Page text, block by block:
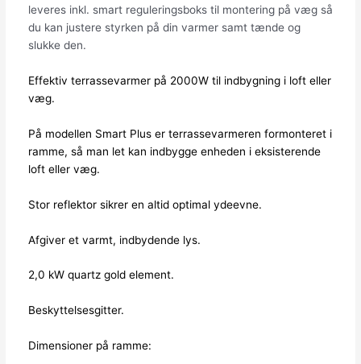
leveres inkl. smart reguleringsboks til montering på væg så
du kan justere styrken på din varmer samt tænde og
slukke den.
Effektiv terrassevarmer på 2000W til indbygning i loft eller
væg.
På modellen Smart Plus er terrassevarmeren formonteret i
ramme, så man let kan indbygge enheden i eksisterende
loft eller væg.
Stor reflektor sikrer en altid optimal ydeevne.
Afgiver et varmt, indbydende lys.
2,0 kW quartz gold element.
Beskyttelsesgitter.
Dimensioner på ramme: